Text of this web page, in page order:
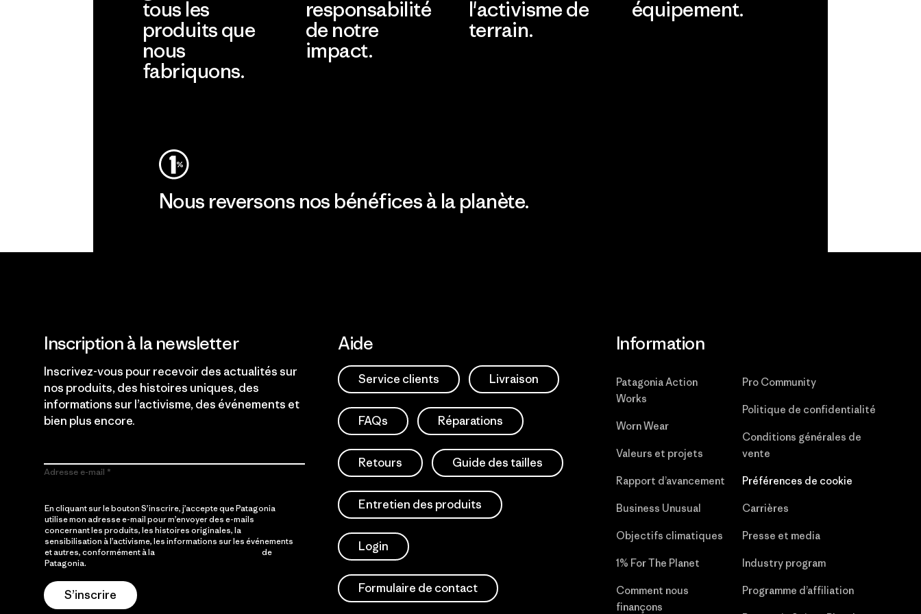
tous les
produits que
nous
fabriquons.
responsabilité
de notre
impact.
l'activisme de
terrain.
équipement.
Nous reversons nos bénéfices à la planète.
Inscription à la newsletter
Inscrivez-vous pour recevoir des actualités sur
nos produits, des histoires uniques, des
informations sur l’activisme, des événements et
bien plus encore.
Adresse e-mail
En cliquant sur le bouton S’inscrire, j’accepte que Patagonia
utilise mon adresse e-mail pour m’envoyer des e-mails
concernant les produits, les histoires originales, la
sensibilisation à l’activisme, les informations sur les événements
et autres, conformément à la
de
Patagonia.
S’inscrire
Aide
Service clients Livraison
FAQs Réparations
Retours Guide des tailles
Entretien des produits
Login
Formulaire de contact
Information
Patagonia Action
Works
Worn Wear
Valeurs et projets
Rapport d’avancement
Business Unusual
Objectifs climatiques
1% For The Planet
Comment nous
finançons
Pro Community
Politique de confidentialité
Conditions générales de
vente
Préférences de cookie
Carrières
Presse et media
Industry program
Programme d’affiliation